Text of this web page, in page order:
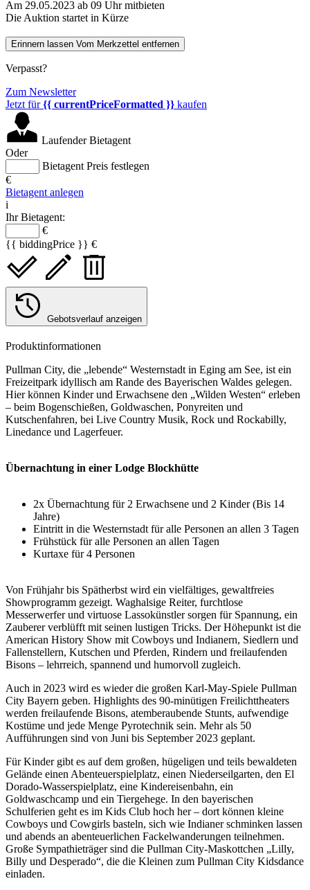
Am 29.05.2023 ab 09 Uhr mitbieten
Die Auktion startet in Kürze
Erinnern lassen Vom Merkzettel entfernen
Verpasst?
Zum Newsletter
Jetzt für{{ currentPriceFormatted }} kaufen
Laufender Bietagent
Oder
Bietagent Preis festlegen
€
Bietagent anlegen
i
Ihr Bietagent:
€
{{ biddingPrice }} €
Gebotsverlauf anzeigen
Produktinformationen
Pullman City, die „lebende“ Westernstadt in Eging am See, ist ein
Freizeitpark idyllisch am Rande des Bayerischen Waldes gelegen.
Hier können Kinder und Erwachsene den „Wilden Westen“ erleben
– beim Bogenschießen, Goldwaschen, Ponyreiten und
Kutschenfahren, bei Live Country Musik, Rock und Rockabilly,
Linedance und Lagerfeuer.
Übernachtung in einer Lodge Blockhütte
2x Übernachtung für 2 Erwachsene und 2 Kinder (Bis 14
Jahre)
Eintritt in die Westernstadt für alle Personen an allen 3 Tagen
Frühstück für alle Personen an allen Tagen
Kurtaxe für 4 Personen
Von Frühjahr bis Spätherbst wird ein vielfältiges, gewaltfreies
Showprogramm gezeigt. Waghalsige Reiter, furchtlose
Messerwerfer und virtuose Lassokünstler sorgen für Spannung, ein
Zauberer verblüfft mit seinen lustigen Tricks. Der Höhepunkt ist die
American History Show mit Cowboys und Indianern, Siedlern und
Fallenstellern, Kutschen und Pferden, Rindern und freilaufenden
Bisons – lehrreich, spannend und humorvoll zugleich.
Auch in 2023 wird es wieder die großen Karl-May-Spiele Pullman
City Bayern geben. Highlights des 90-minütigen Freilichttheaters
werden freilaufende Bisons, atemberaubende Stunts, aufwendige
Kostüme und jede Menge Pyrotechnik sein. Mehr als 50
Aufführungen sind von Juni bis September 2023 geplant.
Für Kinder gibt es auf dem großen, hügeligen und teils bewaldeten
Gelände einen Abenteuerspielplatz, einen Niederseilgarten, den El
Dorado-Wasserspielplatz, eine Kindereisenbahn, ein
Goldwaschcamp und ein Tiergehege. In den bayerischen
Schulferien geht es im Kids Club hoch her – dort können kleine
Cowboys und Cowgirls basteln, sich wie Indianer schminken lassen
und abends an abenteuerlichen Fackelwanderungen teilnehmen.
Große Sympathieträger sind die Pullman City-Maskottchen „Lilly,
Billy und Desperado“, die die Kleinen zum Pullman City Kidsdance
einladen.